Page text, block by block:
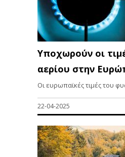
Υποχωρούν οι
αερίου στην
Οι ευρωπαϊκές τιμές του
22-04-2025